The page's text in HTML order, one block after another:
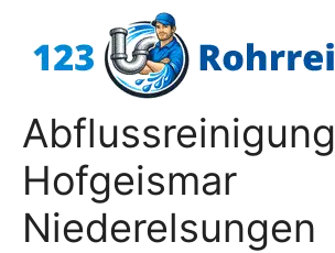
Inhalt
Abflussreinigung
Hofgeismar
Niederelsungen